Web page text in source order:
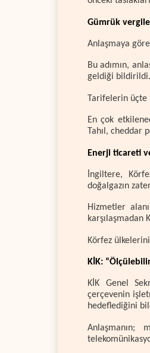
Gümrük
Anlaşmaya
Bu adımın,
geldiği bildirildi.
Tarifelerin
En çok
Tahıl, cheddar
Enerji ticareti
İngiltere,
doğalgazın
Hizmetler
karşılaşmadan
Körfez
KİK:
KİK Genel
çerçevenin
hedeflediğini